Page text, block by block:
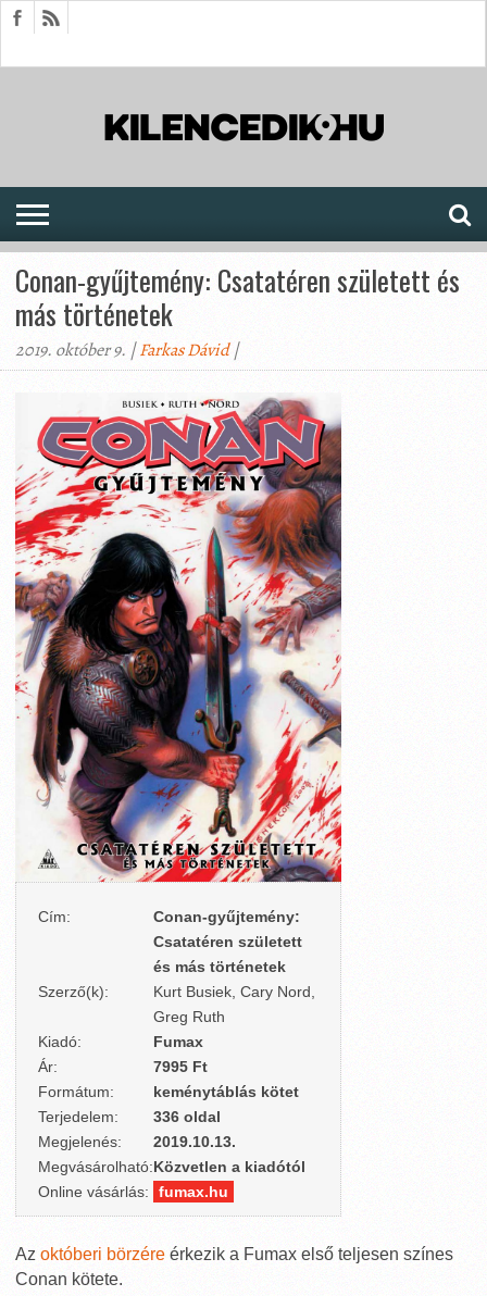
Conan-gyűjtemény: Csatatéren született és
más történetek
2019. október 9. |Farkas Dávid|
Cím:
Conan-gyűjtemény:
Csatatéren született
és más történetek
Szerző(k):
Kurt Busiek, Cary Nord,
Greg Ruth
Kiadó:
Fumax
Ár:
7995 Ft
Formátum:
keménytáblás kötet
Terjedelem:
336 oldal
Megjelenés:
2019.10.13.
Megvásárolható:Közvetlen a kiadótól
Online vásárlás:
fumax.hu
Az októberi börzére érkezik a Fumax első teljesen színes
Conan kötete.